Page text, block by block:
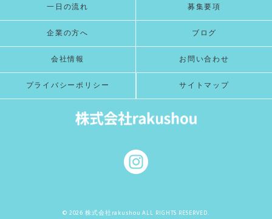
一日の流れ 募集要項
企業の方へ ブログ
会社情報 お問い合わせ
プライバシーポリシー サイトマップ
© 2026 株式会社rakushou ALL RIGHTS RESERVED.